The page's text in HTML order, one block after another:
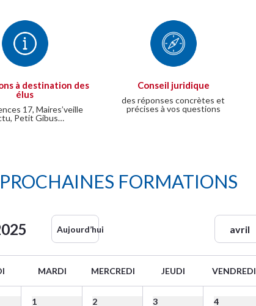
à destination des
élus
17, Maires’veille
Petit Gibus…
Conseil juridique
des réponses concrètes et
précises à vos questions
FORMATIONS
Aujourd’hui
MARDI MERCREDI JEUDI VENDREDI
1 2 3 4